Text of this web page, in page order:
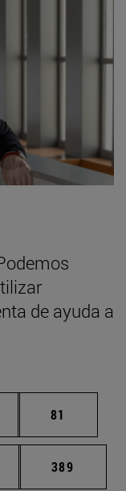
de ayuda a
intermedias
Página
81
intermedias
Página
389